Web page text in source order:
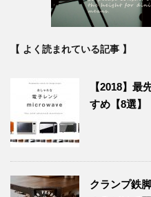
【 よく読まれている記事 】
【2018】最
すめ【8選】
クランプ鉄